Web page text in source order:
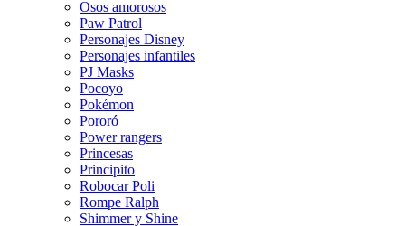
Osos amorosos
Paw Patrol
Personajes Disney
Personajes infantiles
PJ Masks
Pocoyo
Pokémon
Pororó
Power rangers
Princesas
Principito
Robocar Poli
Rompe Ralph
Shimmer y Shine